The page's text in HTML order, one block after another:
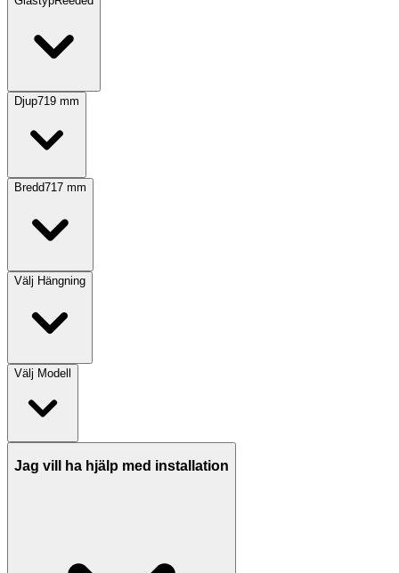
Djup719 mm
Bredd717 mm
Välj Hängning
Välj Modell
Jag vill ha hjälp med installation